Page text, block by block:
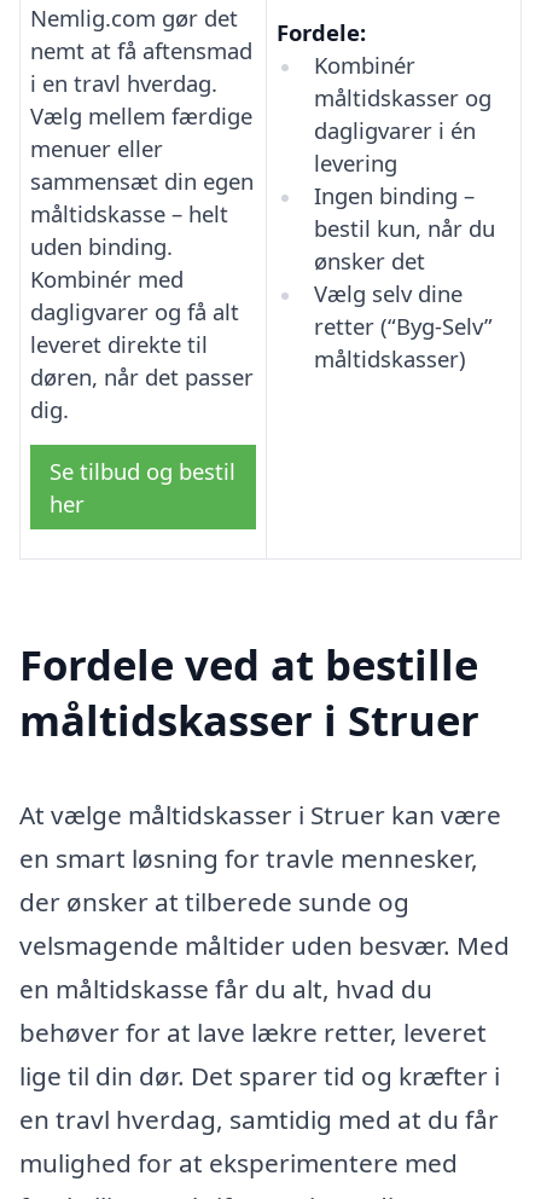
Nemlig.com gør det
nemt at få aftensmad
i en travl hverdag.
Vælg mellem færdige
menuer eller
sammensæt din egen
måltidskasse – helt
uden binding.
Kombinér med
dagligvarer og få alt
leveret direkte til
døren, når det passer
dig.
Se tilbud og bestil
her
Fordele:
Kombinér
måltidskasser og
dagligvarer i én
levering
Ingen binding –
bestil kun, når du
ønsker det
Vælg selv dine
retter (“Byg-Selv”
måltidskasser)
Fordele ved at bestille
måltidskasser i Struer
At vælge måltidskasser i Struer kan være
en smart løsning for travle mennesker,
der ønsker at tilberede sunde og
velsmagende måltider uden besvær. Med
en måltidskasse får du alt, hvad du
behøver for at lave lækre retter, leveret
lige til din dør. Det sparer tid og kræfter i
en travl hverdag, samtidig med at du får
mulighed for at eksperimentere med